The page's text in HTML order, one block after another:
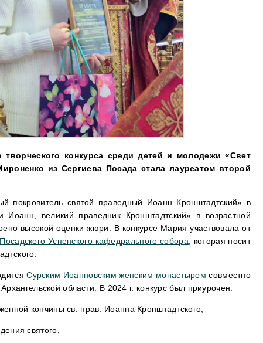
творческого конкурса среди детей и молодежи «Свет
из Сергиева Посада стала лауреатом второй
покровитель святой праведный Иоанн Кронштадтский» в
великий праведник Кронштадтский» в возрастной
высокой оценки жюри. В конкурсе Мария участвовала от
Успенского кафедрального собора , которая носит
Сурским Иоанновским женским монастырем совместно
области. В 2024 г. конкурс был приурочен:
кончины св. прав. Иоанна Кронштадтского,
святого,